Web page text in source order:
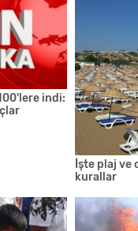
indi:
İşte plaj ve
kurallar